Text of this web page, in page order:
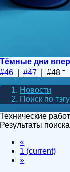
Тёмные дни
#46
#47 | #48
Новости
Поиск по
Технические
Результаты
«
1 (current)
»